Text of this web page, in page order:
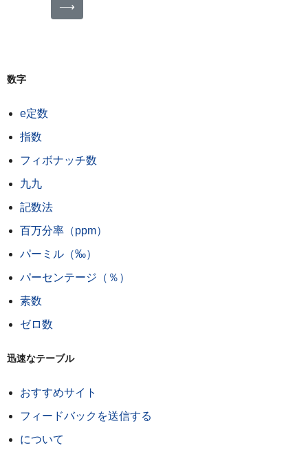
⟶
数字
e定数
指数
フィボナッチ数
九九
記数法
百万分率（ppm）
パーミル（‰）
パーセンテージ（％）
素数
ゼロ数
迅速なテーブル
おすすめサイト
フィードバックを送信する
について